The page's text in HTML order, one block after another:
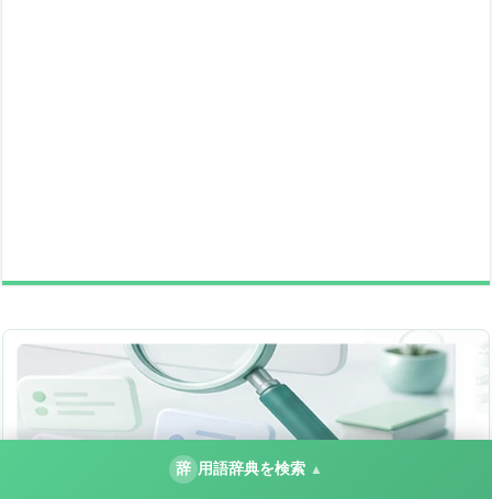
辞 用語辞典を検索 ▲